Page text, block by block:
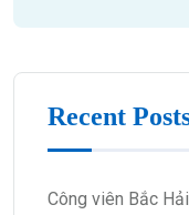
Recent
Công viên Bắc